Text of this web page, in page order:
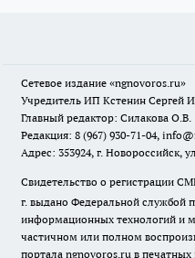
Сетевое издание «ngnovoros.ru»
Учредитель ИП Кстенин Сергей
Главный редактор: Силакова О.В.
Редакция: 8 (967) 930-71-04,
Адрес: 353924, г. Новороссийск,
Свидетельство о регистрации
г. выдано Федеральной службой
информационных технологий и
частичном или полном
портала ngnovoros.ru в печатных